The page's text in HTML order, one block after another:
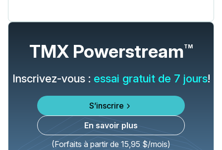
TMX PowerstreamTM
Inscrivez-vous : essai gratuit de 7 jours!
S’inscrire
En savoir plus
(Forfaits à partir de 15,95 $/mois)